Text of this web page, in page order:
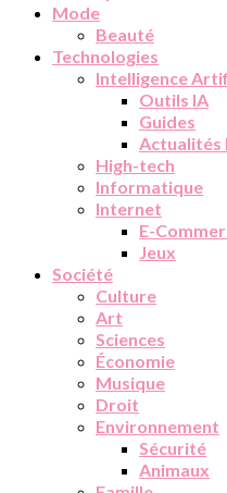
Mode
Beauté
Technologies
Intelligence
Outils IA
Guides
Actualités
High-tech
Informatique
Internet
E-
Jeux
Société
Culture
Art
Sciences
Économie
Musique
Droit
Environnement
Sécurité
Animaux